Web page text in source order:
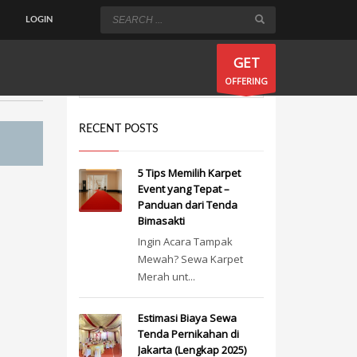
LOGIN
GET
OFFERING
RECENT POSTS
5 Tips Memilih Karpet
Event yang Tepat –
Panduan dari Tenda
Bimasakti
Ingin Acara Tampak
Mewah? Sewa Karpet
Merah unt...
Estimasi Biaya Sewa
Tenda Pernikahan di
Jakarta (Lengkap 2025)